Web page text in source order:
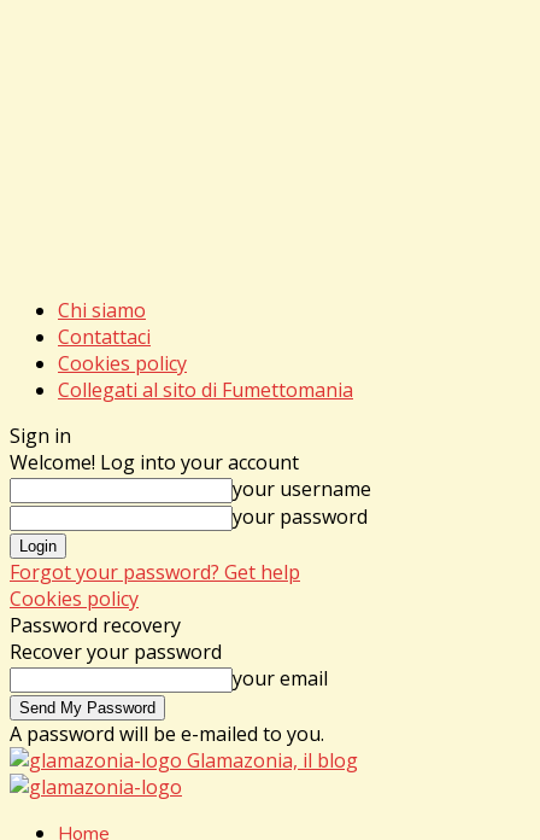
Chi siamo
Contattaci
Cookies policy
Collegati al sito di Fumettomania
Sign in
Welcome! Log into your account
your username
your password
Forgot your password? Get help
Cookies policy
Password recovery
Recover your password
your email
A password will be e-mailed to you.
Glamazonia, il blog
Home